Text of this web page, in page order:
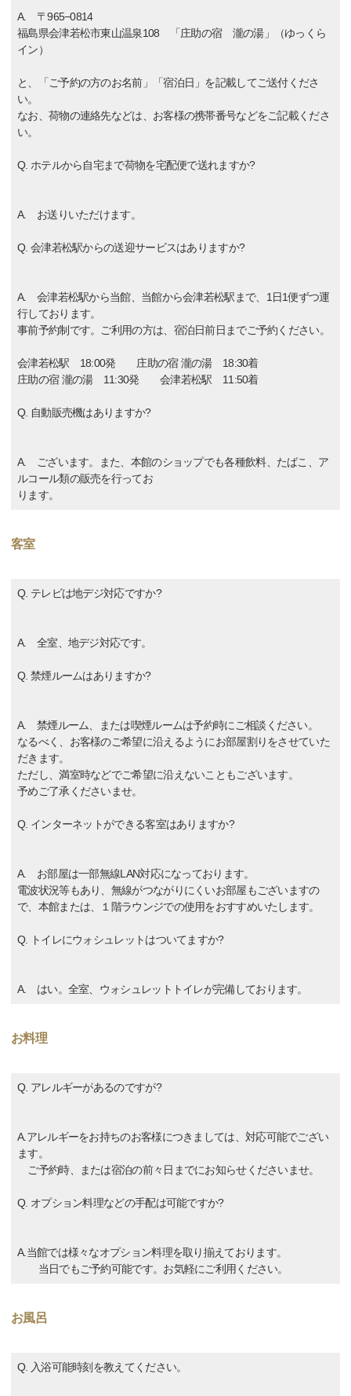
A. 〒965−0814
福島県会津若松市東山温泉108 「庄助の宿 瀧の湯」（ゆっくら
イン）
と、「ご予約の方のお名前」「宿泊日」を記載してご送付くださ
い。
なお、荷物の連絡先などは、お客様の携帯番号などをご記載くださ
い。
Q. ホテルから自宅まで荷物を宅配便で送れますか?
A. お送りいただけます。
Q. 会津若松駅からの送迎サービスはありますか?
A. 会津若松駅から当館、当館から会津若松駅まで、1日1便ずつ運
行しております。
事前予約制です。ご利用の方は、宿泊日前日までご予約ください。
会津若松駅 18:00発 庄助の宿 瀧の湯 18:30着
庄助の宿 瀧の湯 11:30発 会津若松駅 11:50着
Q. 自動販売機はありますか?
A. ございます。また、本館のショップでも各種飲料、たばこ、ア
ルコール類の販売を行ってお
ります。
客室
Q. テレビは地デジ対応ですか?
A. 全室、地デジ対応です。
Q. 禁煙ルームはありますか?
A. 禁煙ルーム、または喫煙ルームは予約時にご相談ください。
なるべく、お客様のご希望に沿えるようにお部屋割りをさせていた
だきます。
ただし、満室時などでご希望に沿えないこともございます。
予めご了承くださいませ。
Q. インターネットができる客室はありますか?
A. お部屋は一部無線LAN対応になっております。
電波状況等もあり、無線がつながりにくいお部屋もございますの
で、本館または、１階ラウンジでの使用をおすすめいたします。
Q. トイレにウォシュレットはついてますか?
A. はい。全室、ウォシュレットトイレが完備しております。
お料理
Q. アレルギーがあるのですが?
A.アレルギーをお持ちのお客様につきましては、対応可能でござい
ます。
ご予約時、または宿泊の前々日までにお知らせくださいませ。
Q. オプション料理などの手配は可能ですか?
A.当館では様々なオプション料理を取り揃えております。
当日でもご予約可能です。お気軽にご利用ください。
お風呂
Q. 入浴可能時刻を教えてください。